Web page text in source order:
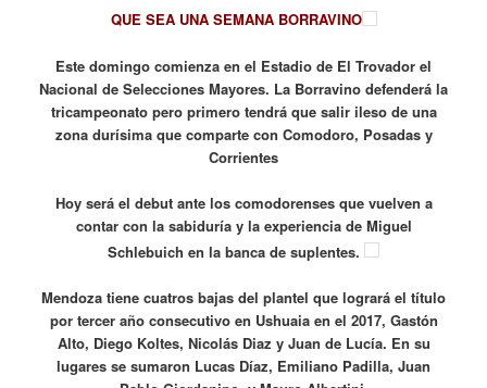
QUE SEA UNA SEMANA BORRAVINO
Este domingo comienza en el Estadio de El Trovador el
Nacional de Selecciones Mayores. La Borravino defenderá la
tricampeonato pero primero tendrá que salir ileso de una
zona durísima que comparte con Comodoro, Posadas y
Corrientes
Hoy será el debut ante los comodorenses que vuelven a
contar con la sabiduría y la experiencia de Miguel
Schlebuich en la banca de suplentes.
Mendoza tiene cuatros bajas del plantel que logrará el título
por tercer año consecutivo en Ushuaia en el 2017, Gastón
Alto, Diego Koltes, Nicolás Diaz y Juan de Lucía. En su
lugares se sumaron Lucas Díaz, Emiliano Padilla, Juan